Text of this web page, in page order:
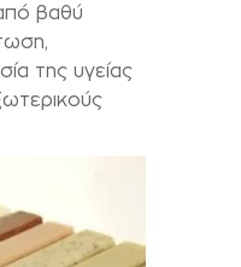
βαθύ
της υγείας